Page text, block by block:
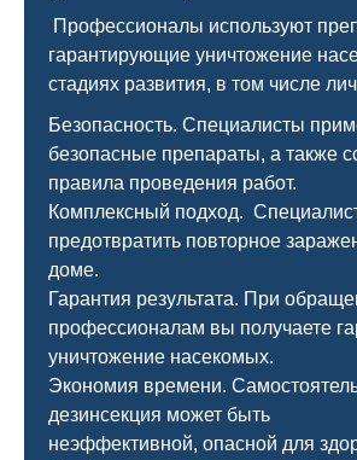
Профессионалы используют
гарантирующие уничтожение
стадиях развития, в том числе
Безопасность. Специалисты
безопасные препараты, а также
правила проведения работ.
Комплексный подход.
предотвратить повторное
доме.
Гарантия результата. При
профессионалам вы получаете
уничтожение насекомых.
Экономия времени.
дезинсекция может быть
неэффективной, опасной для